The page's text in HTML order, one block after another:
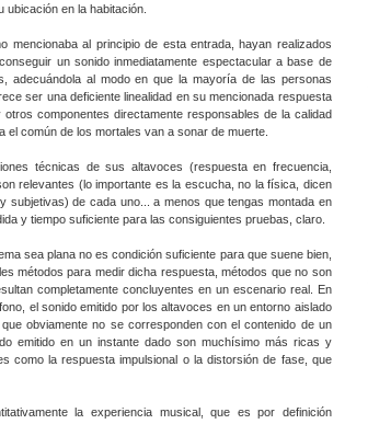
en la habitación.
mencionaba al principio de esta entrada, hayan realizados
un sonido inmediatamente espectacular a base de
adecuándola al modo en que la mayoría de las personas
ser una deficiente linealidad en su mencionada respuesta
componentes directamente responsables de la calidad
común de los mortales van a sonar de muerte.
técnicas de sus altavoces (respuesta en frecuencia,
relevantes (lo importante es la escucha, no la física, dicen
subjetivas) de cada uno... a menos que tengas montada en
y tiempo suficiente para las consiguientes pruebas, claro.
sea plana no es condición suficiente para que suene bien,
métodos para medir dicha respuesta, métodos que no son
completamente concluyentes en un escenario real. En
el sonido emitido por los altavoces en un entorno aislado
obviamente no se corresponden con el contenido de un
emitido en un instante dado son muchísimo más ricas y
como la respuesta impulsional o la distorsión de fase, que
la experiencia musical, que es por definición